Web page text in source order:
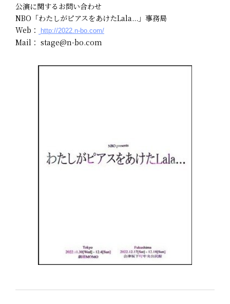
公演に関するお問い合わせ
NBO「わたしがピアスをあけたLala...」事務局
Web：
http://2022.n-bo.com/
Mail： stage@n-bo.com